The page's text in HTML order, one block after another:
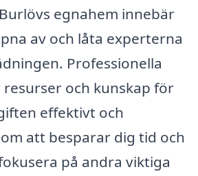
egnahem innebär
av och låta experterna
Professionella
och kunskap för
effektivt och
att besparar dig tid och
på andra viktiga